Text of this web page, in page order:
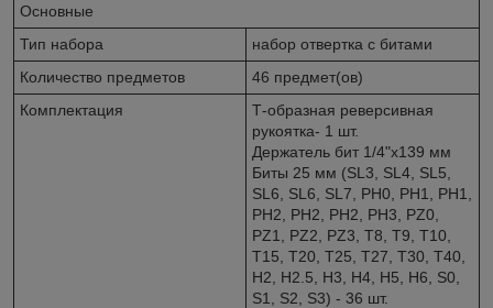
Основные
Тип набора
набор отвертка с битами
Количество предметов
46 предмет(ов)
Комплектация
Т-образная реверсивная
рукоятка- 1 шт.
Держатель бит 1/4"x139 мм
Биты 25 мм (SL3, SL4, SL5,
SL6, SL6, SL7, PH0, PH1, PH1,
PH2, PH2, PH2, PH3, PZ0,
PZ1, PZ2, PZ3, T8, T9, T10,
T15, T20, T25, T27, T30, T40,
H2, H2.5, H3, H4, H5, H6, S0,
S1, S2, S3) - 36 шт.